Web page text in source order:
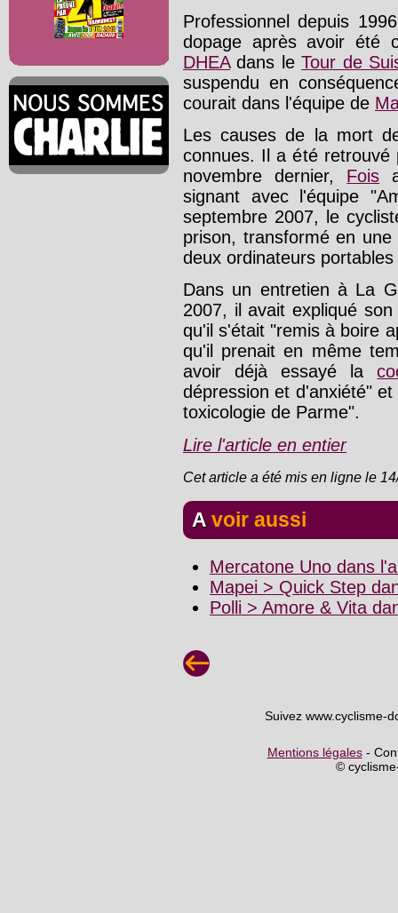
Professionnel depuis
dopage après avoir été
DHEAdans leTour de
suspendu en
courait dans l'équipe de
Les causes de la mort
connues. Il a été retrouvé
novembre dernier, Fois
signant avec l'équipe
septembre 2007, le
prison, transformé en
deux ordinateurs
Dans un entretien à La
2007, il avait expliqué
qu'il s'était "remis à boire
qu'il prenait en même
avoir déjà essayé la
dépression et d'anxiété"
toxicologie de Parme".
Lire l'article en entier
Cet article a été mis en ligne le
A voir aussi
Mercatone Uno dans
Mapei > Quick Step
Polli > Amore & Vita
Suivez www.cyclisme-
Mentions légales-
©